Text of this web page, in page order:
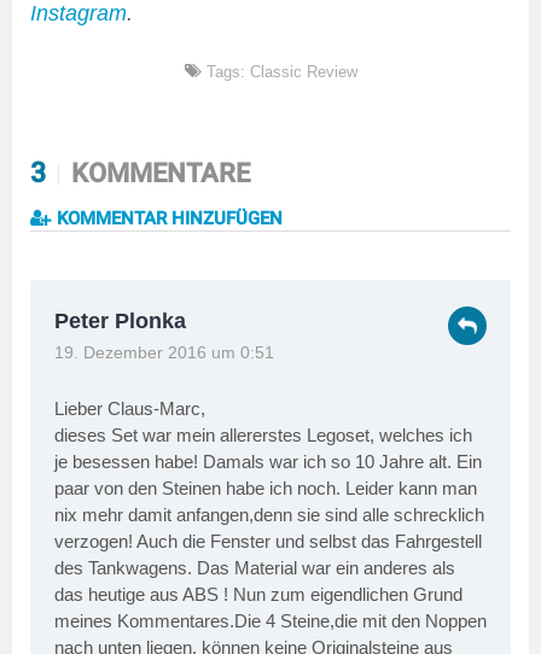
Instagram.
Tags: Classic Review
3 KOMMENTARE
KOMMENTAR HINZUFÜGEN
Peter Plonka
19. Dezember 2016 um 0:51
Lieber Claus-Marc,
dieses Set war mein allererstes Legoset, welches ich
je besessen habe! Damals war ich so 10 Jahre alt. Ein
paar von den Steinen habe ich noch. Leider kann man
nix mehr damit anfangen,denn sie sind alle schrecklich
verzogen! Auch die Fenster und selbst das Fahrgestell
des Tankwagens. Das Material war ein anderes als
das heutige aus ABS ! Nun zum eigendlichen Grund
meines Kommentares.Die 4 Steine,die mit den Noppen
nach unten liegen, können keine Originalsteine aus